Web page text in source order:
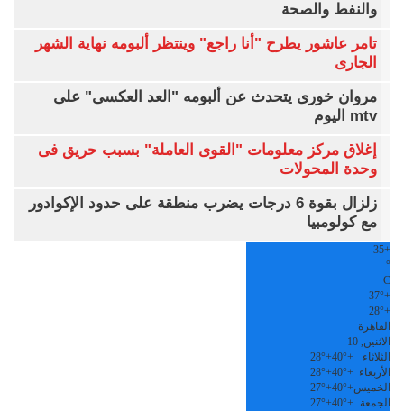
والنفط والصحة
تامر عاشور يطرح "أنا راجع" وينتظر ألبومه نهاية الشهر
الجارى
مروان خورى يتحدث عن ألبومه "العد العكسى" على
mtv اليوم
إغلاق مركز معلومات "القوى العاملة" بسبب حريق فى
وحدة المحولات
زلزال بقوة 6 درجات يضرب منطقة على حدود الإكوادور
مع كولومبيا
+
35
°
C
+
37°
+
28°
القاهرة
الاثنين, 10
الثلاثاء
+
40°
+
28°
الأربعاء +
40°
+
28°
الخميس+
40°
+
27°
الجمعة
+
40°
+
27°